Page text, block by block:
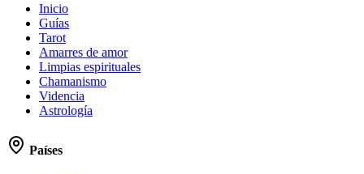
Inicio
Guías
Tarot
Amarres de amor
Limpias espirituales
Chamanismo
Videncia
Astrología
Países